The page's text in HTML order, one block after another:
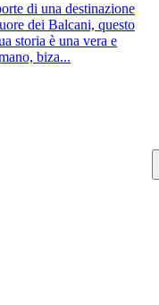
di una destinazione
dei Balcani, questo
storia è una vera e
biza...